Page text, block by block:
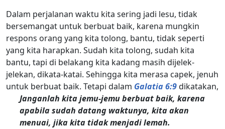
Dalam perjalanan waktu kita sering jadi lesu, tidak
bersemangat untuk berbuat baik, karena mungkin
respons orang yang kita tolong, bantu, tidak seperti
yang kita harapkan. Sudah kita tolong, sudah kita
bantu, tapi di belakang kita kadang masih dijelek-
jelekan, dikata-katai. Sehingga kita merasa capek, jenuh
untuk berbuat baik. Tetapi dalam Galatia 6:9dikatakan,
Janganlah kita jemu-jemu berbuat baik, karena
apabila sudah datang waktunya, kita akan
menuai, jika kita tidak menjadi lemah.